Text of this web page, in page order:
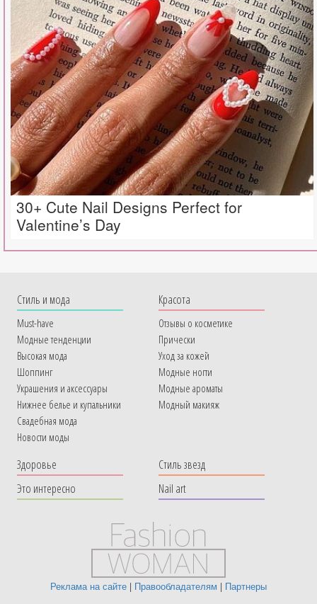
30+ Cute Nail Designs Perfect for
Valentine’s Day
Cтиль и мода
Must-have
Модные тенденции
Высокая мода
Шоппинг
Украшения и аксессуары
Нижнее белье и купальники
Свадебная мода
Новости моды
Красота
Отзывы о косметике
Прически
Уход за кожей
Модные ногти
Модные ароматы
Модный макияж
Здоровье
Это интересно
Стиль звезд
Nail art
Реклама на сайте | Правообладателям | Партнеры